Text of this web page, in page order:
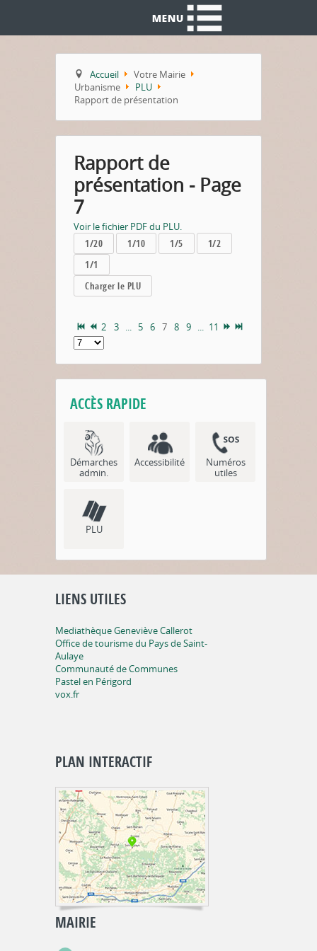
Accueil
Votre Mairie
Urbanisme
PLU
Rapport de présentation
Rapport de
présentation - Page
7
Voir le fichier PDF du PLU.
1/20
1/10 1/5
1/2
1/1
Charger le PLU
2 3 ... 5 6 7 8 9 ... 11
ACCÈS RAPIDE
Démarches
admin.
Accessibilité
Numéros
utiles
PLU
LIENS UTILES
Mediathèque Geneviève Callerot
Office de tourisme du Pays de Saint-
Aulaye
Communauté de Communes
Pastel en Périgord
vox.fr
PLAN INTERACTIF
MAIRIE